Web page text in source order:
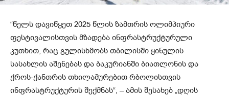
“წელს დავიწყეთ 2025 წლის ზამთრის ოლიმპიური
ფესტივალისთვის მზადება ინფრასტრუქტურული
კუთხით, რაც გულისხმობს თბილისში ყინულის
სასახლის აშენებას და ბაკურიანში ბიათლონის და
ქროს-ქანთრის თხილამურებით რბოლისთვის
ინფრასტრუქტურის შექმნას“, – ამის შესახებ „დღის